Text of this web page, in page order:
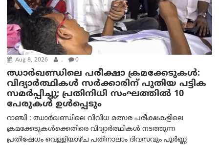
Aug 8, 2026 . 0
ഝാര്‍ഖണ്ഡിലെ പരീക്ഷാ ക്രമക്കേടുകള്‍:
വിദ്യാർത്ഥികൾ സർക്കാരിന് പുതിയ പട്ടിക
സമർപ്പിച്ചു; പ്രതിനിധി സംഘത്തിൽ 10
പേരുകൾ ഉൾപ്പെടും
റാഞ്ചി : ഝാർഖണ്ഡിലെ വിവിധ മത്സര പരീക്ഷകളിലെ
ക്രമക്കേടുകൾക്കെതിരെ വിദ്യാർത്ഥികൾ നടത്തുന്ന
പ്രതിഷേധം വെള്ളിയാഴ്ച പതിനാലാം ദിവസവും പൂർണ്ണ